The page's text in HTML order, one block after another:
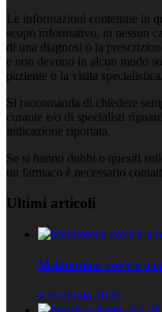
Le informazioni contenute in
scopo informativo, in nessun
di una diagnosi o la
e non devono in alcun modo
paziente o la visita specialistica.
Si raccomanda di chiedere
curante e/o di specialisti
indicazione riportata.
Se si hanno dubbi o quesiti
un farmaco è necessario
Ultimi articoli
Melatonina: cos’è e a
9 Febbraio 2026